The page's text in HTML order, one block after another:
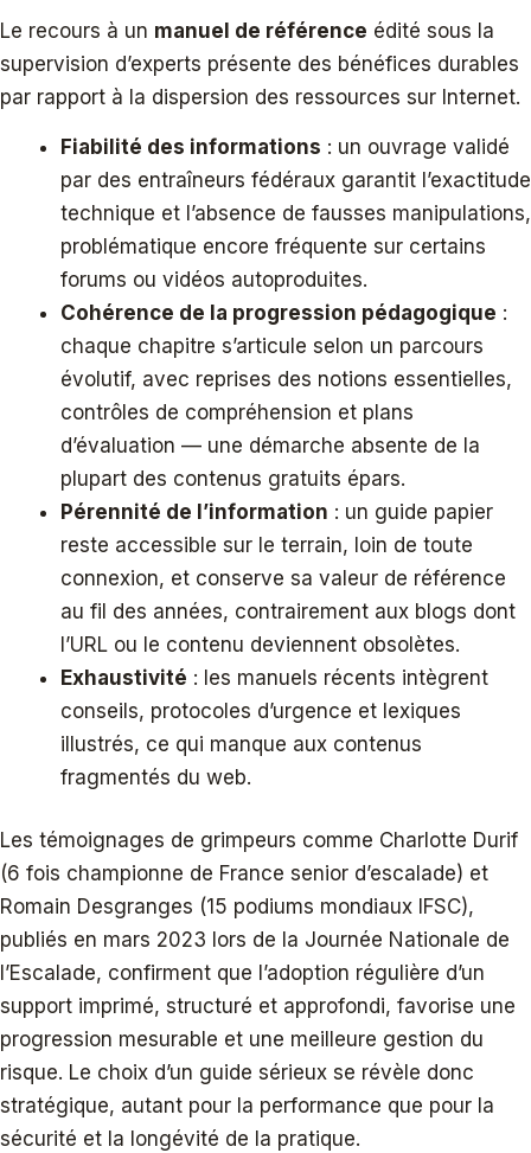
Le recours à un manuel de référence édité sous la
supervision d’experts présente des bénéfices durables
par rapport à la dispersion des ressources sur Internet.
Fiabilité des informations : un ouvrage validé
par des entraîneurs fédéraux garantit l’exactitude
technique et l’absence de fausses manipulations,
problématique encore fréquente sur certains
forums ou vidéos autoproduites.
Cohérence de la progression pédagogique :
chaque chapitre s’articule selon un parcours
évolutif, avec reprises des notions essentielles,
contrôles de compréhension et plans
d’évaluation — une démarche absente de la
plupart des contenus gratuits épars.
Pérennité de l’information : un guide papier
reste accessible sur le terrain, loin de toute
connexion, et conserve sa valeur de référence
au fil des années, contrairement aux blogs dont
l’URL ou le contenu deviennent obsolètes.
Exhaustivité : les manuels récents intègrent
conseils, protocoles d’urgence et lexiques
illustrés, ce qui manque aux contenus
fragmentés du web.
Les témoignages de grimpeurs comme Charlotte Durif
(6 fois championne de France senior d’escalade) et
Romain Desgranges (15 podiums mondiaux IFSC),
publiés en mars 2023 lors de la Journée Nationale de
l’Escalade, confirment que l’adoption régulière d’un
support imprimé, structuré et approfondi, favorise une
progression mesurable et une meilleure gestion du
risque. Le choix d’un guide sérieux se révèle donc
stratégique, autant pour la performance que pour la
sécurité et la longévité de la pratique.